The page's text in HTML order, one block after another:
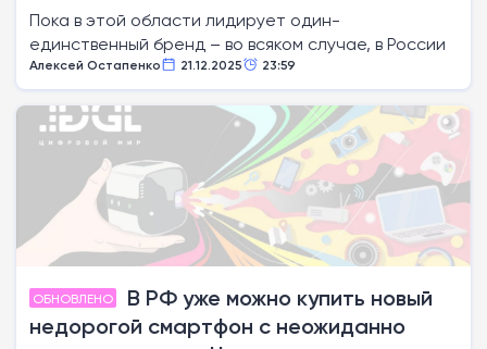
Пока в этой области лидирует один-
единственный бренд – во всяком случае, в России
Алексей Остапенко 21.12.2025 23:59
ОБНОВЛЕНО
В РФ уже можно купить новый
недорогой смартфон с неожиданно